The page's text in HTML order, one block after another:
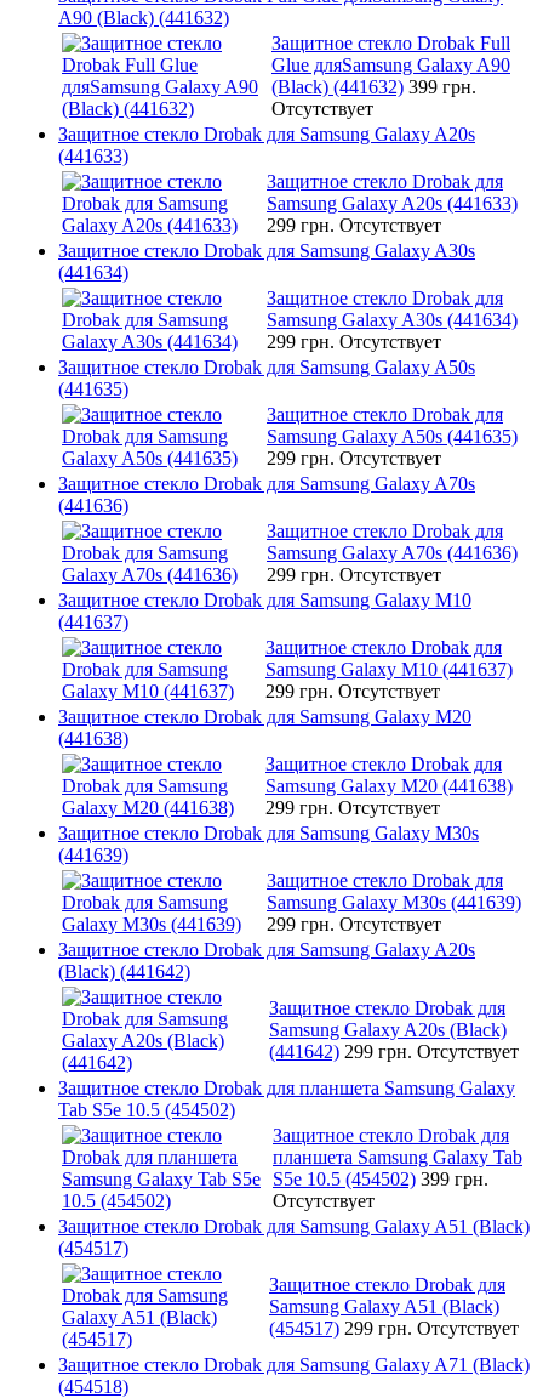
A90 (Black) (441632)
Защитное стекло Drobak Full
Glue дляSamsung Galaxy A90
(Black) (441632) 399 грн.
Отсутствует
Защитное стекло Drobak для Samsung Galaxy A20s
(441633)
Защитное стекло Drobak для
Samsung Galaxy A20s (441633)
299 грн. Отсутствует
Защитное стекло Drobak для Samsung Galaxy A30s
(441634)
Защитное стекло Drobak для
Samsung Galaxy A30s (441634)
299 грн. Отсутствует
Защитное стекло Drobak для Samsung Galaxy A50s
(441635)
Защитное стекло Drobak для
Samsung Galaxy A50s (441635)
299 грн. Отсутствует
Защитное стекло Drobak для Samsung Galaxy A70s
(441636)
Защитное стекло Drobak для
Samsung Galaxy A70s (441636)
299 грн. Отсутствует
Защитное стекло Drobak для Samsung Galaxy M10
(441637)
Защитное стекло Drobak для
Samsung Galaxy M10 (441637)
299 грн. Отсутствует
Защитное стекло Drobak для Samsung Galaxy M20
(441638)
Защитное стекло Drobak для
Samsung Galaxy M20 (441638)
299 грн. Отсутствует
Защитное стекло Drobak для Samsung Galaxy M30s
(441639)
Защитное стекло Drobak для
Samsung Galaxy M30s (441639)
299 грн. Отсутствует
Защитное стекло Drobak для Samsung Galaxy A20s
(Black) (441642)
Защитное стекло Drobak для
Samsung Galaxy A20s (Black)
(441642) 299 грн. Отсутствует
Защитное стекло Drobak для планшета Samsung Galaxy
Tab S5e 10.5 (454502)
Защитное стекло Drobak для
планшета Samsung Galaxy Tab
S5e 10.5 (454502) 399 грн.
Отсутствует
Защитное стекло Drobak для Samsung Galaxy A51 (Black)
(454517)
Защитное стекло Drobak для
Samsung Galaxy A51 (Black)
(454517) 299 грн. Отсутствует
Защитное стекло Drobak для Samsung Galaxy A71 (Black)
(454518)